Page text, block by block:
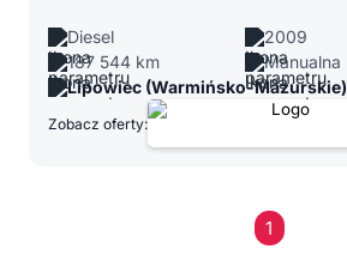
Diesel
2009
187 544 km
Manualna
Lipowiec (Warmińsko-Mazurskie)
Zobacz oferty:
1